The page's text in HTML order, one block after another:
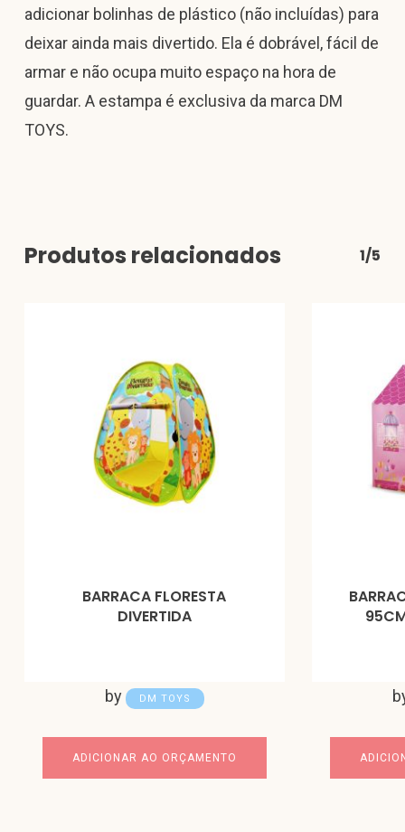
adicionar bolinhas de plástico (não incluídas) para
deixar ainda mais divertido. Ela é dobrável, fácil de
armar e não ocupa muito espaço na hora de
guardar. A estampa é exclusiva da marca DM
TOYS.
Produtos relacionados 1/5
BARRACA FLORESTA
DIVERTIDA
by DM TOYS
ADICIONAR AO ORÇAMENTO